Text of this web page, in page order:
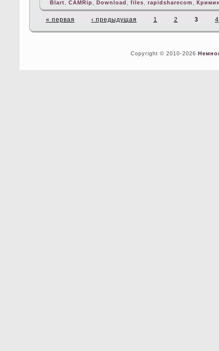
Blart CAMRip Download files rapidsharecom
« первая ‹ предыдущая 1 2 3 4
Copyright © 2010-2026